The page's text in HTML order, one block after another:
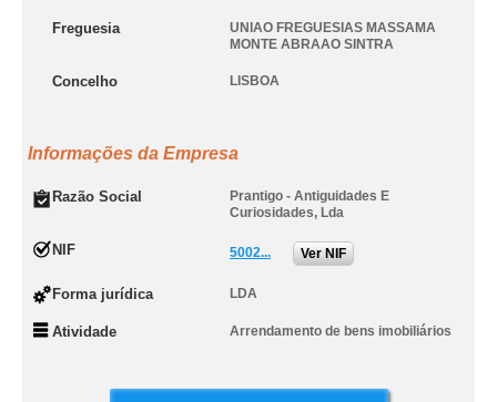
Freguesia
UNIAO FREGUESIAS MASSAMA
MONTE ABRAAO SINTRA
Concelho LISBOA
Informações da Empresa
Razão Social
Prantigo - Antiguidades E
Curiosidades, Lda
NIF 5002... Ver NIF
Forma jurídica LDA
Atividade Arrendamento de bens imobiliários